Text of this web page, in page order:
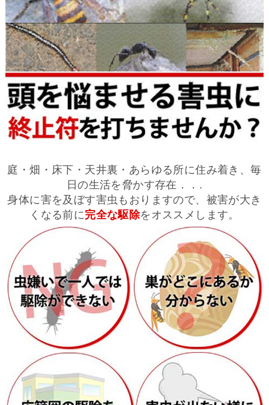
庭・畑・床下・天井裏・あらゆる所に住み着き、毎
日の生活を脅かす存在．．.
身体に害を及ぼす害虫もおりますので、被害が大き
くなる前に完全な駆除をオススメします。